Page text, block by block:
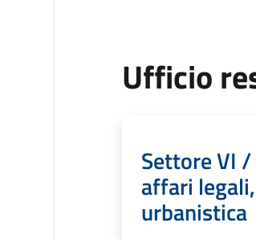
Ufficio
Settore VI
affari
urbanistica